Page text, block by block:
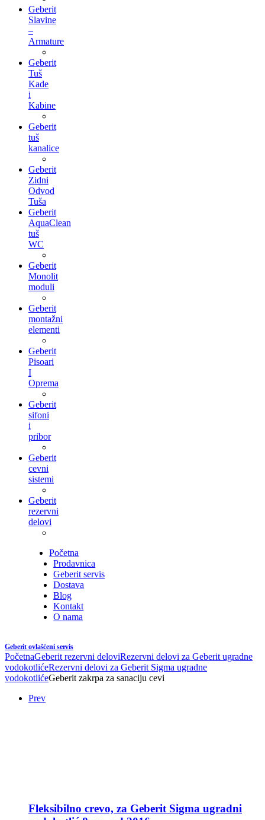
Geberit
Slavine
–
Armature
Geberit
Tuš
Kade
i
Kabine
Geberit
tuš
kanalice
Geberit
Zidni
Odvod
Tuša
Geberit
AquaClean
tuš
WC
Geberit
Monolit
moduli
Geberit
montažni
elementi
Geberit
Pisoari
I
Oprema
Geberit
sifoni
i
pribor
Geberit
cevni
sistemi
Geberit
rezervni
delovi
Početna
Prodavnica
Geberit servis
Dostava
Blog
Kontakt
O nama
Geberit ovlašćeni servis
PočetnaGeberit rezervni deloviRezervni delovi za Geberit ugradne
vodokotlićeRezervni delovi za Geberit Sigma ugradne
vodokotlićeGeberit zakrpa za sanaciju cevi
Prev
Fleksibilno crevo, za Geberit Sigma ugradni